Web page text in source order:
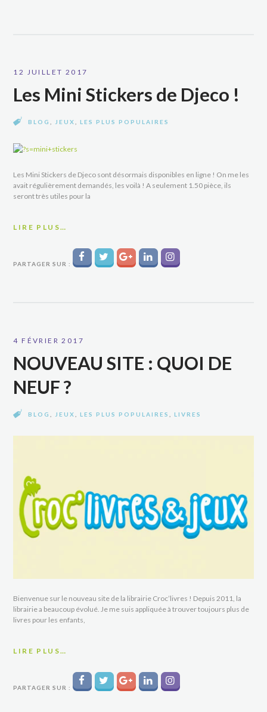
12 JUILLET 2017
Les Mini Stickers de Djeco !
BLOG JEUX ,LES PLUS POPULAIRES
Les Mini Stickers de Djeco sont désormais disponibles en ligne ! On me les
avait régulièrement demandés, les voilà ! A seulement 1.50 pièce, ils
seront très utiles pour la
LIRE PLUS…
PARTAGER SUR :
4 FÉVRIER 2017
NOUVEAU SITE : QUOI DE
NEUF ?
BLOG JEUX ,LES PLUS POPULAIRES ,LIVRES
Bienvenue sur le nouveau site de la librairie Croc’livres ! Depuis 2011, la
librairie a beaucoup évolué. Je me suis appliquée à trouver toujours plus de
livres pour les enfants,
LIRE PLUS…
PARTAGER SUR :